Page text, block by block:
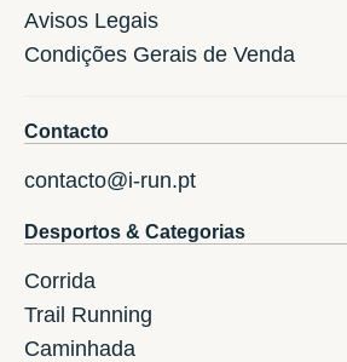
Avisos Legais
Condições Gerais de Venda
Contacto
contacto@i-run.pt
Desportos & Categorias
Corrida
Trail Running
Caminhada